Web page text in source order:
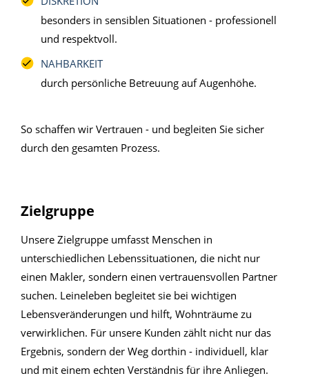
besonders in sensiblen Situationen - professionell
und respektvoll.
NAHBARKEIT
durch persönliche Betreuung auf Augenhöhe.
So schaffen wir Vertrauen - und begleiten Sie sicher
durch den gesamten Prozess.
Zielgruppe
Unsere Zielgruppe umfasst Menschen in
unterschiedlichen Lebenssituationen, die nicht nur
einen Makler, sondern einen vertrauensvollen Partner
suchen. Leineleben begleitet sie bei wichtigen
Lebensveränderungen und hilft, Wohnträume zu
verwirklichen. Für unsere Kunden zählt nicht nur das
Ergebnis, sondern der Weg dorthin - individuell, klar
und mit einem echten Verständnis für ihre Anliegen.